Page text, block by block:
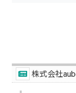
株式会社